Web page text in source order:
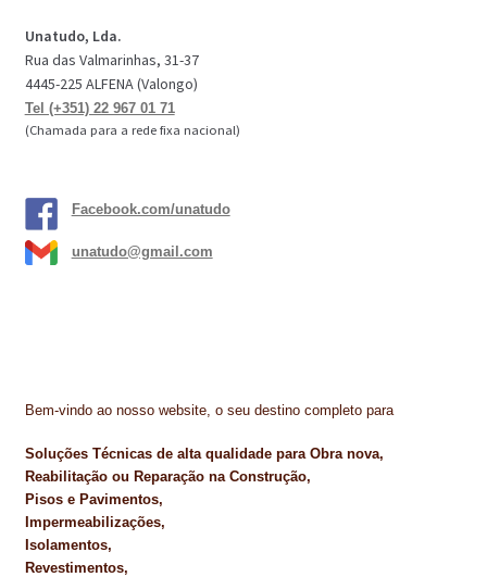
Unatudo, Lda.
Rua das Valmarinhas, 31-37
4445-225 ALFENA (Valongo)
Tel (+351) 22 967 01 71
(Chamada para a rede fixa nacional)
Facebook.com/unatudo
unatudo@gmail.com
Bem-vindo ao nosso website, o seu destino completo para
Soluções Técnicas de alta qualidade para Obra nova,
Reabilitação ou Reparação na Construção,
Pisos e Pavimentos,
Impermeabilizações,
Isolamentos,
Revestimentos,